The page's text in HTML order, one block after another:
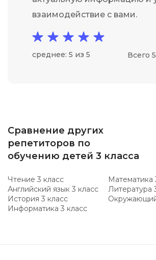
взаимодействие с вами.
среднее: 5 из 5 Всего
Сравнение других
репетиторов по
обучению детей 3 класса
Чтение 3 класс
Математика
Английский язык 3 класс
Литература
История 3 класс
Информатика 3 класс